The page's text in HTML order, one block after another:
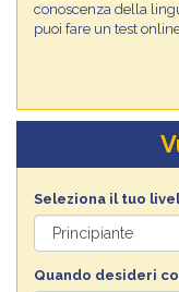
conoscenza della
puoi fare un test
Seleziona il tuo
Quando desideri